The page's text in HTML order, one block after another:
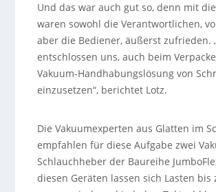
Und das war auch gut so, denn mit
waren sowohl die Verantwortlichen,
aber die Bediener, äußerst zufrieden.
entschlossen uns, auch beim
Vakuum-Handhabungslösung von
einzusetzen“, berichtet Lotz.
Die Vakuumexperten aus Glatten im
empfahlen für diese Aufgabe zwei
Schlauchheber der Baureihe
diesen Geräten lassen sich Lasten bis